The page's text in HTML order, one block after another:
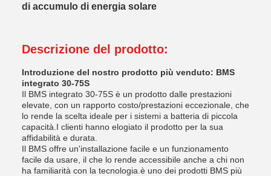
di accumulo di energia solare
Descrizione del prodotto:
Introduzione del nostro prodotto più venduto: BMS
integrato 30-75S
Il BMS integrato 30-75S è un prodotto dalle prestazioni
elevate, con un rapporto costo/prestazioni eccezionale, che
lo rende la scelta ideale per i sistemi a batteria di piccola
capacità.I clienti hanno elogiato il prodotto per la sua
affidabilità e durata.
Il BMS offre un'installazione facile e un funzionamento
facile da usare, il che lo rende accessibile anche a chi non
ha familiarità con la tecnologia.è uno dei prodotti BMS più